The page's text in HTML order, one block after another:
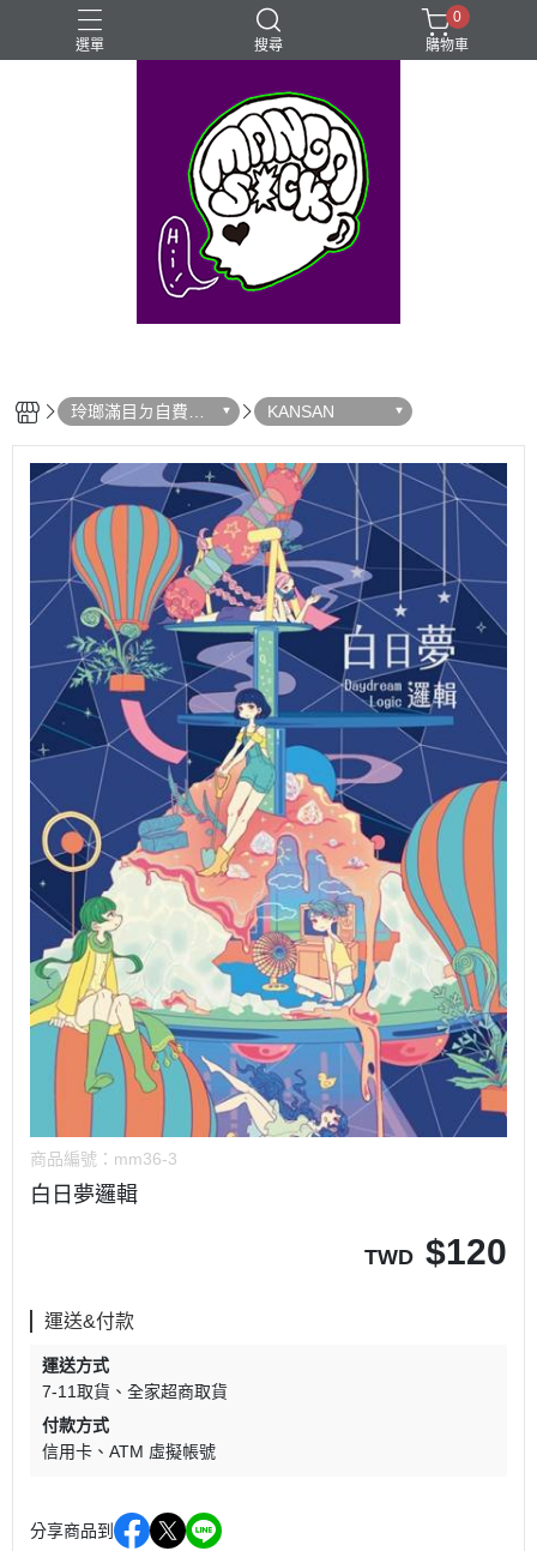
選單 搜尋
⊰⊱꧁LGBTQIA꧂⊰⊱
Mangasick Love
Mangasick出版！(੭•̀ᴗ•̀)
動物 實驗
0
購物車
玲瑯滿目ㄉ自費出
版！
KANSAN
商品編號： mm36-3
白日夢邏輯
TWD $120
運送&付款
運送方式
7-11取貨
全家超商取貨
付款方式
信用卡
ATM 虛擬帳號
分享商品到